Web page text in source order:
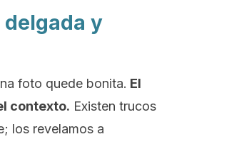
y
foto quede bonita. El
contexto. Existen trucos
los revelamos a